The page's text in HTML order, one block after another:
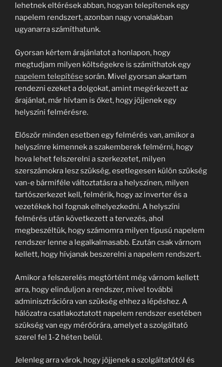
lehetnek eltérések abban, hogyan telepítenek egy
napelem rendszert, azonban nagy vonalakban
ugyanarra számíthatunk.
Gyorsan kértem árajánlatot a honlapon, hogy
megtudjam milyen költségekre is számíthatok egy
napelem telepítése során. Mivel gyorsan akartam
rendezni ezeket a dolgokat, amint megérkezett az
árajánlat, már hívtam is őket, hogy jöjjenek egy
helyszíni felmérésre.
Először minden esetben egy felmérés van, amikor a
helyszínre kimennek a szakemberek felmérni, hogy
hova lehet felszerelni a szerkezetet, milyen
szerszámokra lesz szükség, esetlegesen külön szükség
van-e bármiféle változtatásra a helyszínen, milyen
tartószerkezet kell, felmérik, hogy az inverter és a
vezetékek hol fognak elhelyezkedni. A helyszíni
felmérés után következett a tervezés, ahol
megbeszéltük, hogy számomra milyen típusú napelem
rendszer lenne a legalkalmasabb. Ezután csak várnom
kellett, hogy hívjanak beszerelni a napelem rendszert.
Amikor a felszerelés megtörtént még várnom kellett
arra, hogy elinduljon a rendszer, mivel további
adminisztrációra van szükség ehhez a lépéshez. A
hálózatra csatlakoztatott napelem rendszer esetében
szükség van egy mérőórára, amelyet a szolgáltató
szerel fel 1-2 héten belül.
Jelenleg arra várok, hogy jöjjenek a szolgáltatótól és